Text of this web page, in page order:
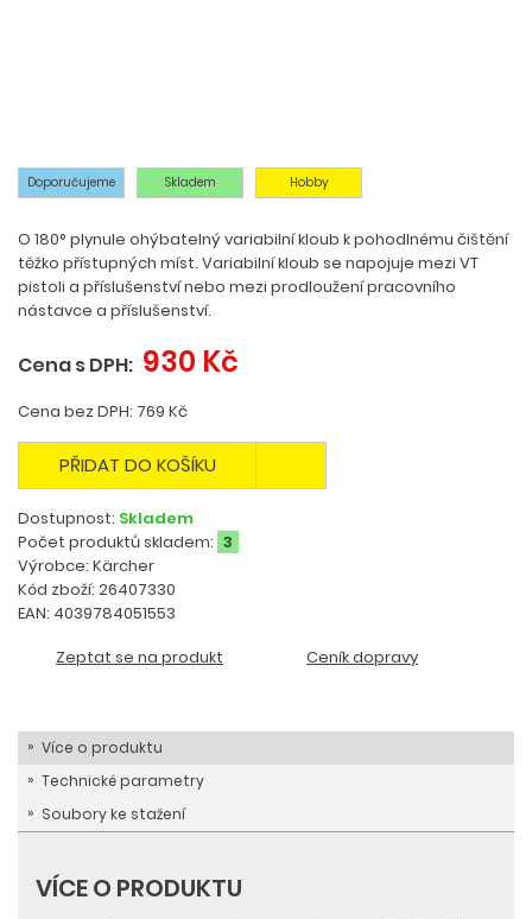
Doporučujeme Skladem Hobby
O 180° plynule ohýbatelný variabilní kloub k pohodlnému čištění
těžko přístupných míst. Variabilní kloub se napojuje mezi VT
pistoli a příslušenství nebo mezi prodloužení pracovního
nástavce a příslušenství.
Cena s DPH: 930 Kč
Cena bez DPH: 769 Kč
PŘIDAT DO KOŠÍKU
Dostupnost: Skladem
Počet produktů skladem: 3
Výrobce: Kärcher
Kód zboží: 26407330
EAN: 4039784051553
Zeptat se na produkt
Ceník dopravy
Více o produktu
Technické parametry
Soubory ke stažení
VÍCE O PRODUKTU